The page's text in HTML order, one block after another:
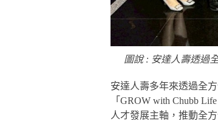
圖說 : 安達人壽透過
安達人壽多年來透過全
「GROW with Chubb
人才發展主軸，推動全